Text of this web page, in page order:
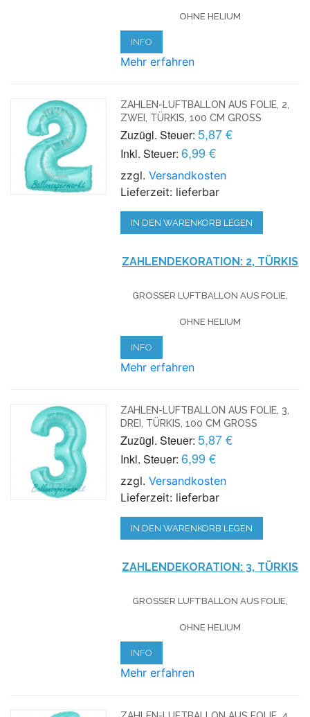
HNE HELIUM
INFO
Mehr erfahren
ZAHLEN-LUFTBALLON AUS FOLIE, 2,
ZWEI, TÜRKIS, 100 CM GROSS
Zuzügl. Steuer: 5,87 €
Inkl. Steuer: 6,99 €
zzgl.Versandkosten
Lieferzeit: lieferbar
IN DEN WARENKORB LEGEN
ZAHLENDEKORATION: 2, TÜRKIS
GROSSER LUFTBALLON AUS FOLIE, O
HNE HELIUM
INFO
Mehr erfahren
ZAHLEN-LUFTBALLON AUS FOLIE, 3,
DREI, TÜRKIS, 100 CM GROSS
Zuzügl. Steuer: 5,87 €
Inkl. Steuer: 6,99 €
zzgl.Versandkosten
Lieferzeit: lieferbar
IN DEN WARENKORB LEGEN
ZAHLENDEKORATION: 3, TÜRKIS
GROSSER LUFTBALLON AUS FOLIE, O
HNE HELIUM
INFO
Mehr erfahren